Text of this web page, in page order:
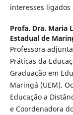
interesses ligados
Profa. Dra. Maria
Estadual de
Professora
Práticas da
Graduação em
Maringá (UEM).
Educação a
e Coordenadora